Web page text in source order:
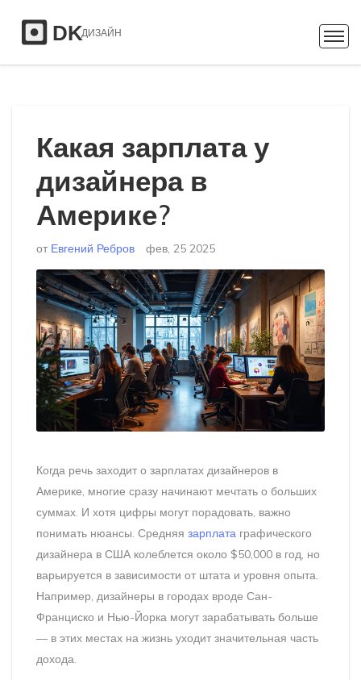
Какая зарплата у
дизайнера в
Америке?
от Евгений Ребров фев, 25 2025
Когда речь заходит о зарплатах дизайнеров в
Америке, многие сразу начинают мечтать о больших
суммах. И хотя цифры могут порадовать, важно
понимать нюансы. Средняя зарплата графического
дизайнера в США колеблется около $50,000 в год, но
варьируется в зависимости от штата и уровня опыта.
Например, дизайнеры в городах вроде Сан-
Франциско и Нью-Йорка могут зарабатывать больше
— в этих местах на жизнь уходит значительная часть
дохода.